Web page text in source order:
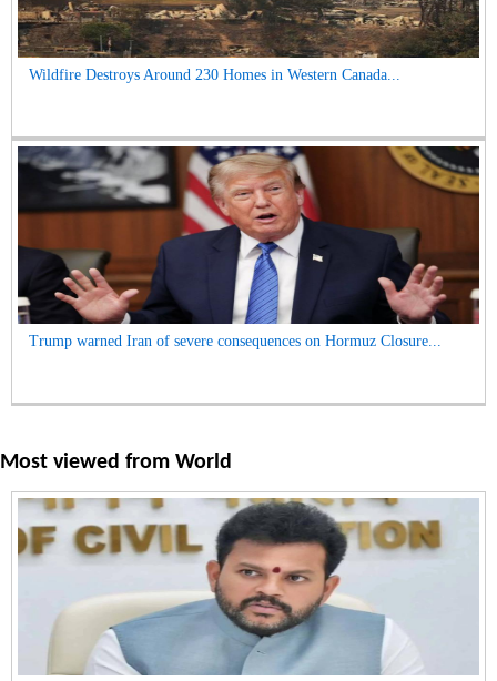
Wildfire Destroys Around 230 Homes in Western Canada...
Trump warned Iran of severe consequences on Hormuz Closure...
Most viewed from World